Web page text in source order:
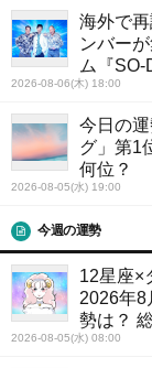
海外で
ンバー
ム『
2026-08-06(木) 18:00
今日の
グ」第1
何位？
2026-08-05(水) 19:00
今週の運勢
12星座×
2026年8
勢は？
2026-08-05(水) 08:00